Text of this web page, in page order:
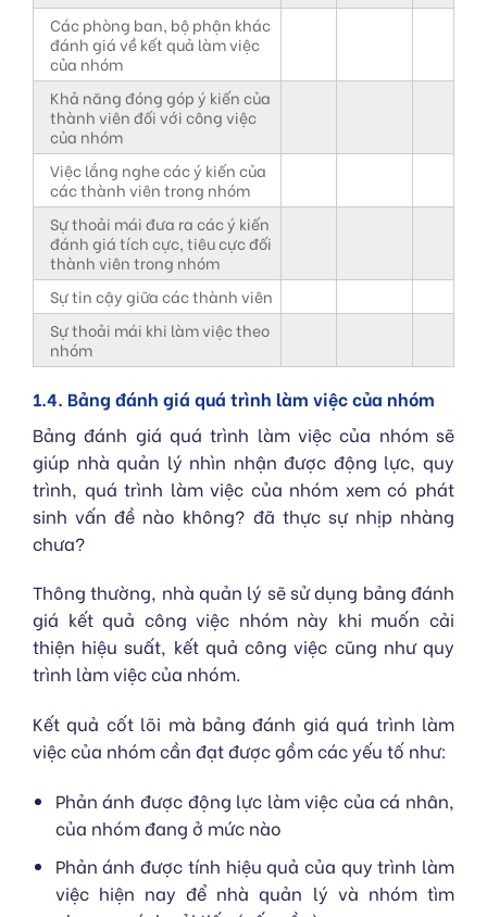
Các phòng ban, bộ phận khác
đánh giá về kết quả làm việc
của nhóm
Khả năng đóng góp ý kiến của
thành viên đối với công việc
của nhóm
Việc lắng nghe các ý kiến của
các thành viên trong nhóm
Sự thoải mái đưa ra các ý kiến
đánh giá tích cực, tiêu cực đối
thành viên trong nhóm
Sự tin cậy giữa các thành viên
Sự thoải mái khi làm việc theo
nhóm
1.4. Bảng đánh giá quá trình làm việc của nhóm
Bảng đánh giá quá trình làm việc của nhóm sẽ
giúp nhà quản lý nhìn nhận được động lực, quy
trình, quá trình làm việc của nhóm xem có phát
sinh vấn đề nào không? đã thực sự nhịp nhàng
chưa?
Thông thường, nhà quản lý sẽ sử dụng bảng đánh
giá kết quả công việc nhóm này khi muốn cải
thiện hiệu suất, kết quả công việc cũng như quy
trình làm việc của nhóm.
Kết quả cốt lõi mà bảng đánh giá quá trình làm
việc của nhóm cần đạt được gồm các yếu tố như:
Phản ánh được động lực làm việc của cá nhân,
của nhóm đang ở mức nào
Phản ánh được tính hiệu quả của quy trình làm
việc hiện nay để nhà quản lý và nhóm tìm